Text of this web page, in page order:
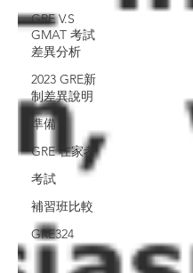
GRE V.S
GMAT 考試
差異分析
2023 GRE新
制差異說明
準備
GRE 在家考
考試
補習班比較
GRE324